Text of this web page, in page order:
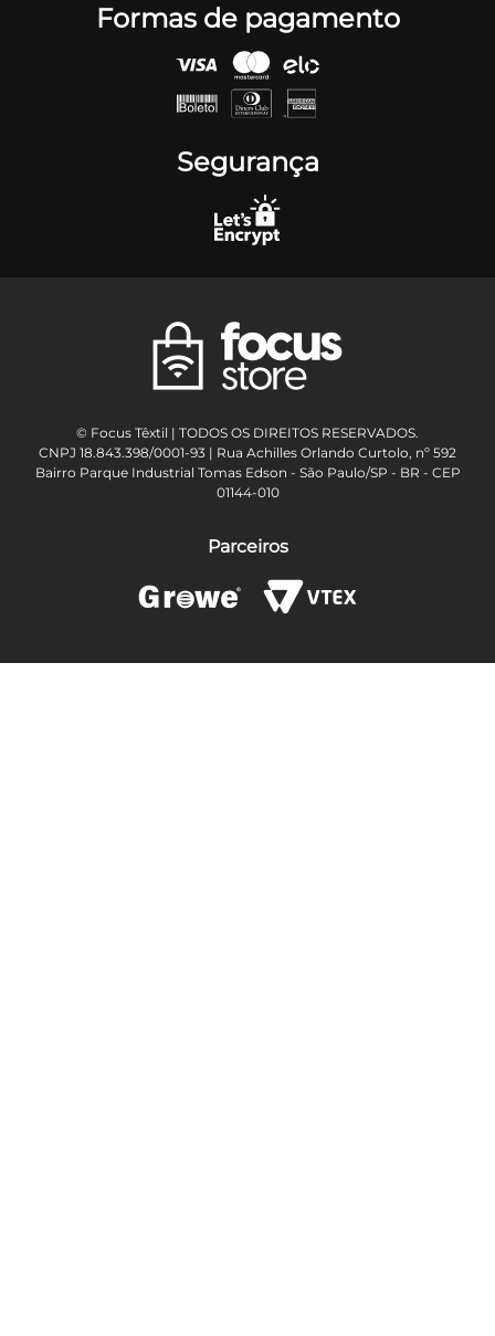
Formas de pagamento
Segurança
© Focus Têxtil | TODOS OS DIREITOS RESERVADOS.
CNPJ 18.843.398/0001-93 | Rua Achilles Orlando Curtolo, nº 592
Bairro Parque Industrial Tomas Edson - São Paulo/SP - BR - CEP
01144-010
Parceiros